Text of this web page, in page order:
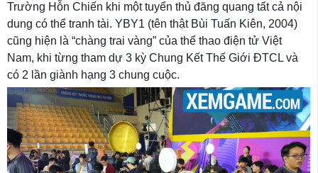
Trường Hỗn Chiến khi một tuyển thủ đăng quang tất cả nội
dung có thể tranh tài. YBY1 (tên thật Bùi Tuấn Kiên, 2004)
cũng hiện là “chàng trai vàng” của thể thao điện tử Việt
Nam, khi từng tham dự 3 kỳ Chung Kết Thế Giới ĐTCL và
có 2 lần giành hạng 3 chung cuộc.